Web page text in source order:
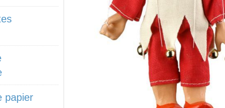
papier